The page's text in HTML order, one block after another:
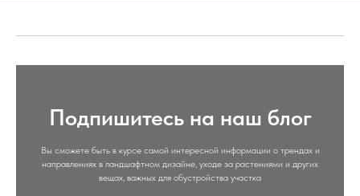
Подпишитесь на наш блог
Вы сможете быть в курсе самой интересной информации о трендах и
направлениях в ландшафтном дизайне, уходе за растениями и других
вещах, важных для обустройства участка